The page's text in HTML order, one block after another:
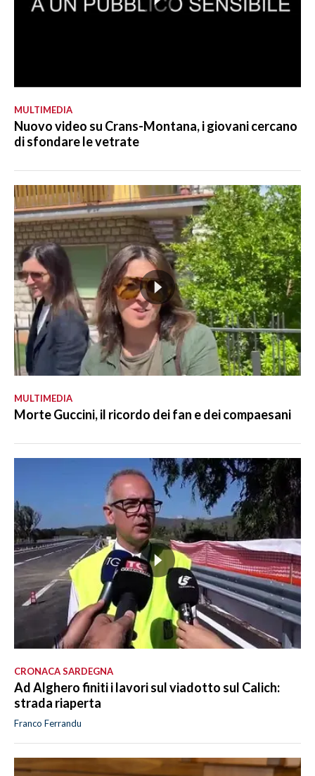
MULTIMEDIA
Nuovo video su Crans-Montana, i giovani cercano
di sfondare le vetrate
MULTIMEDIA
Morte Guccini, il ricordo dei fan e dei compaesani
CRONACA SARDEGNA
Ad Alghero finiti i lavori sul viadotto sul Calich:
strada riaperta
Franco Ferrandu